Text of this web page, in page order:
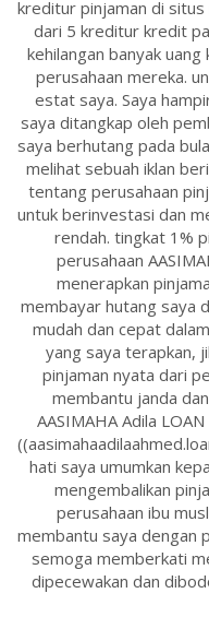
kreditur pinjaman di
dari 5 kreditur kredit
kehilangan banyak
perusahaan mereka.
estat saya. Saya
saya ditangkap oleh
saya berhutang pada
melihat sebuah iklan
tentang perusahaan
untuk berinvestasi dan
rendah. tingkat 1%
perusahaan
menerapkan
membayar hutang saya
mudah dan cepat
yang saya terapkan,
pinjaman nyata dari
membantu janda
AASIMAHA Adila
hati saya umumkan
mengembalikan
perusahaan ibu
membantu saya dengan
semoga memberkati
dipecewakan dan